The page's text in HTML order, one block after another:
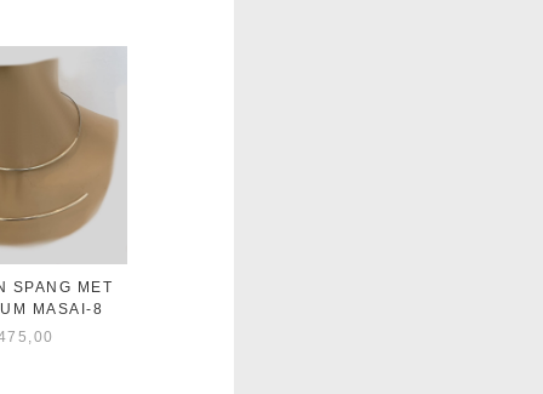
SPANG MET
MASAI-8